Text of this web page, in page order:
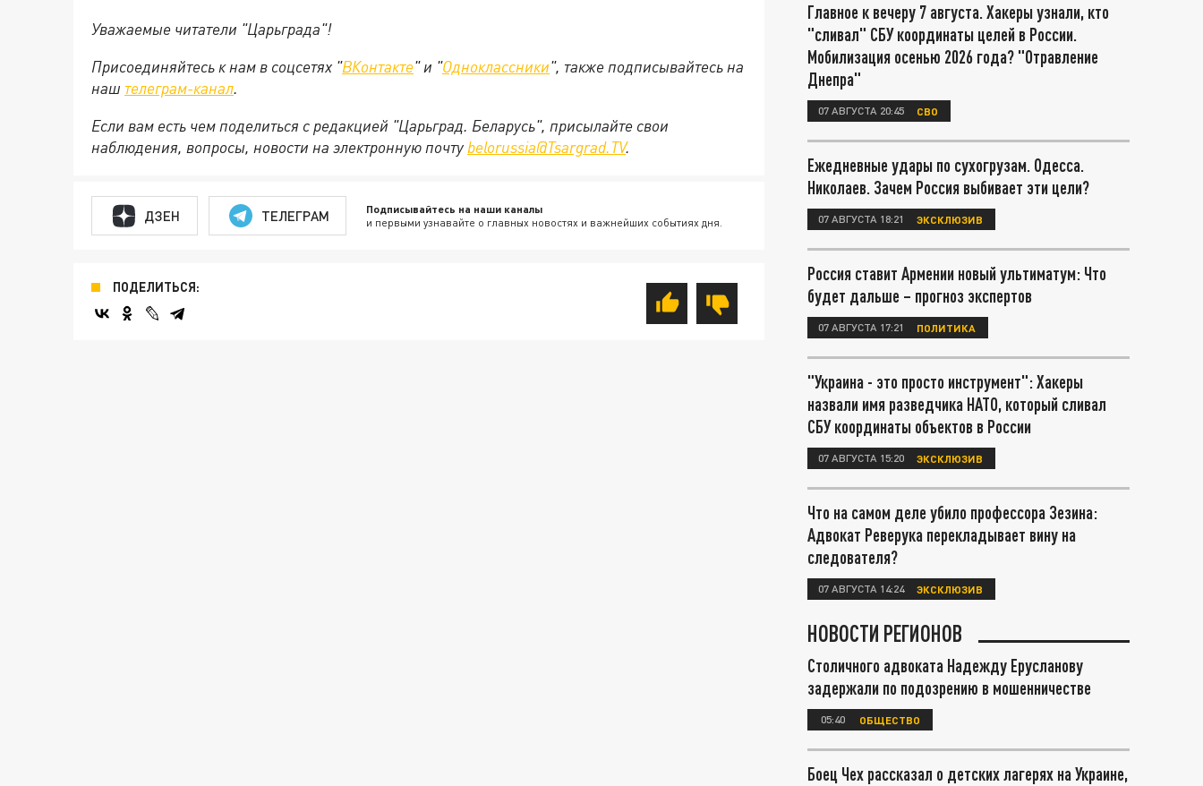
Уважаемые читатели "Царьграда"!
Присоединяйтесь к нам в соцсетях "ВКонтакте" и "Одноклассники", также подписывайтесь на
наш телеграм-канал.
Если вам есть чем поделиться с редакцией "Царьград. Беларусь", присылайте свои
наблюдения, вопросы, новости на электронную почту belorussia@Tsargrad.TV.
ДЗЕН ТЕЛЕГРАМ Подписывайтесь на наши каналы
и первыми узнавайте о главных новостях и важнейших событиях дня.
ПОДЕЛИТЬСЯ:
Главное к вечеру 7 августа. Хакеры узнали, кто
"сливал" СБУ координаты целей в России.
Мобилизация осенью 2026 года? "Отравление
Днепра"
07 АВГУСТА 20:45 СВО
Ежедневные удары по сухогрузам. Одесса.
Николаев. Зачем Россия выбивает эти цели?
07 АВГУСТА 18:21 ЭКСКЛЮЗИВ
Россия ставит Армении новый ультиматум: Что
будет дальше – прогноз экспертов
07 АВГУСТА 17:21 ПОЛИТИКА
"Украина - это просто инструмент": Хакеры
назвали имя разведчика НАТО, который сливал
СБУ координаты объектов в России
07 АВГУСТА 15:20 ЭКСКЛЮЗИВ
Что на самом деле убило профессора Зезина:
Адвокат Реверука перекладывает вину на
следователя?
07 АВГУСТА 14:24 ЭКСКЛЮЗИВ
НОВОСТИ РЕГИОНОВ
Столичного адвоката Надежду Ерусланову
задержали по подозрению в мошенничестве
05:40 ОБЩЕСТВО
Боец Чех рассказал о детских лагерях на Украине,